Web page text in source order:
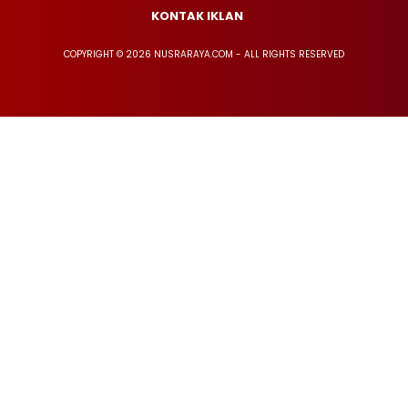
KONTAK IKLAN
COPYRIGHT © 2026 NUSRARAYA.COM - ALL RIGHTS RESERVED